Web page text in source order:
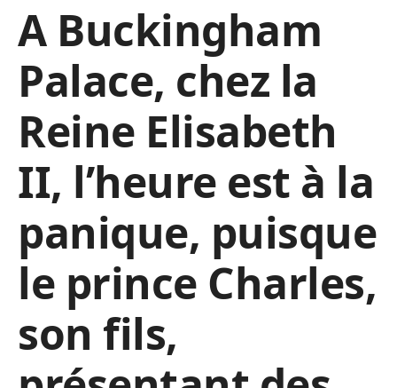
A Buckingham
Palace, chez la
Reine Elisabeth
II, l’heure est à la
panique, puisque
le prince Charles,
son fils,